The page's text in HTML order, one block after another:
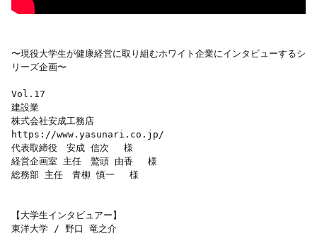
〜現役大学生が健康経営に取り組むホワイト企業にインタビューするシ
リーズ企画〜
Vol.17
建設業
株式会社安成工務店
https://www.yasunari.co.jp/
代表取締役　安成 信次　 様
経営企画室 主任　鷲頭 由香　 様
総務部 主任　青柳 慎一　 様
【大学生インタビュアー】
東洋大学 / 野口 竜之介